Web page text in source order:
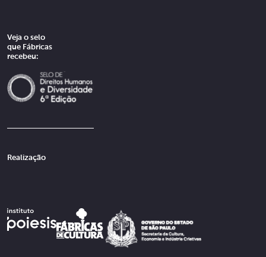
Veja o selo
que Fábricas
recebeu:
Realização